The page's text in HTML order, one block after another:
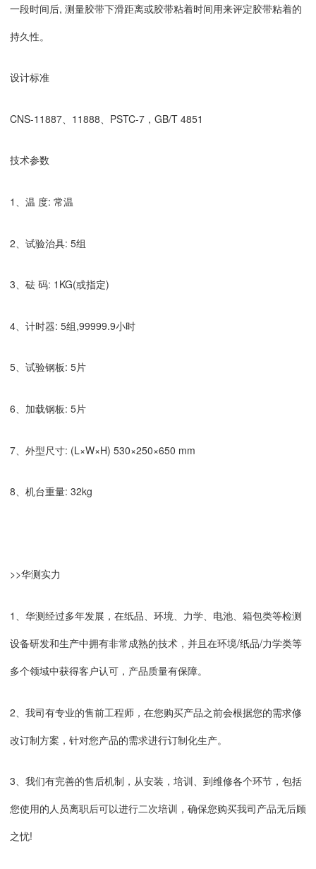
一段时间后, 测量胶带下滑距离或胶带粘着时间用来评定胶带粘着的
持久性。
设计标准
CNS-11887、11888、PSTC-7，GB/T 4851
技术参数
1、温 度: 常温
2、试验治具: 5组
3、砝 码: 1KG(或指定)
4、计时器: 5组,99999.9小时
5、试验钢板: 5片
6、加载钢板: 5片
7、外型尺寸: (L×W×H) 530×250×650 mm
8、机台重量: 32kg
>>华测实力
1、华测经过多年发展，在纸品、环境、力学、电池、箱包类等检测
设备研发和生产中拥有非常成熟的技术，并且在环境/纸品/力学类等
多个领域中获得客户认可，产品质量有保障。
2、我司有专业的售前工程师，在您购买产品之前会根据您的需求修
改订制方案，针对您产品的需求进行订制化生产。
3、我们有完善的售后机制，从安装，培训、到维修各个环节，包括
您使用的人员离职后可以进行二次培训，确保您购买我司产品无后顾
之忧!